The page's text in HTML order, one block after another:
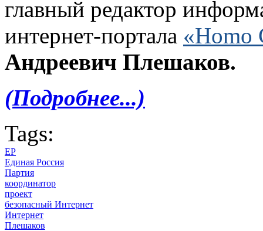
главный редактор
интернет-портала «Homo
Андреевич Плешаков.
(Подробнее...)
Tags:
ЕР
Единая Россия
Партия
координатор
проект
безопасный Интернет
Интернет
Плешаков